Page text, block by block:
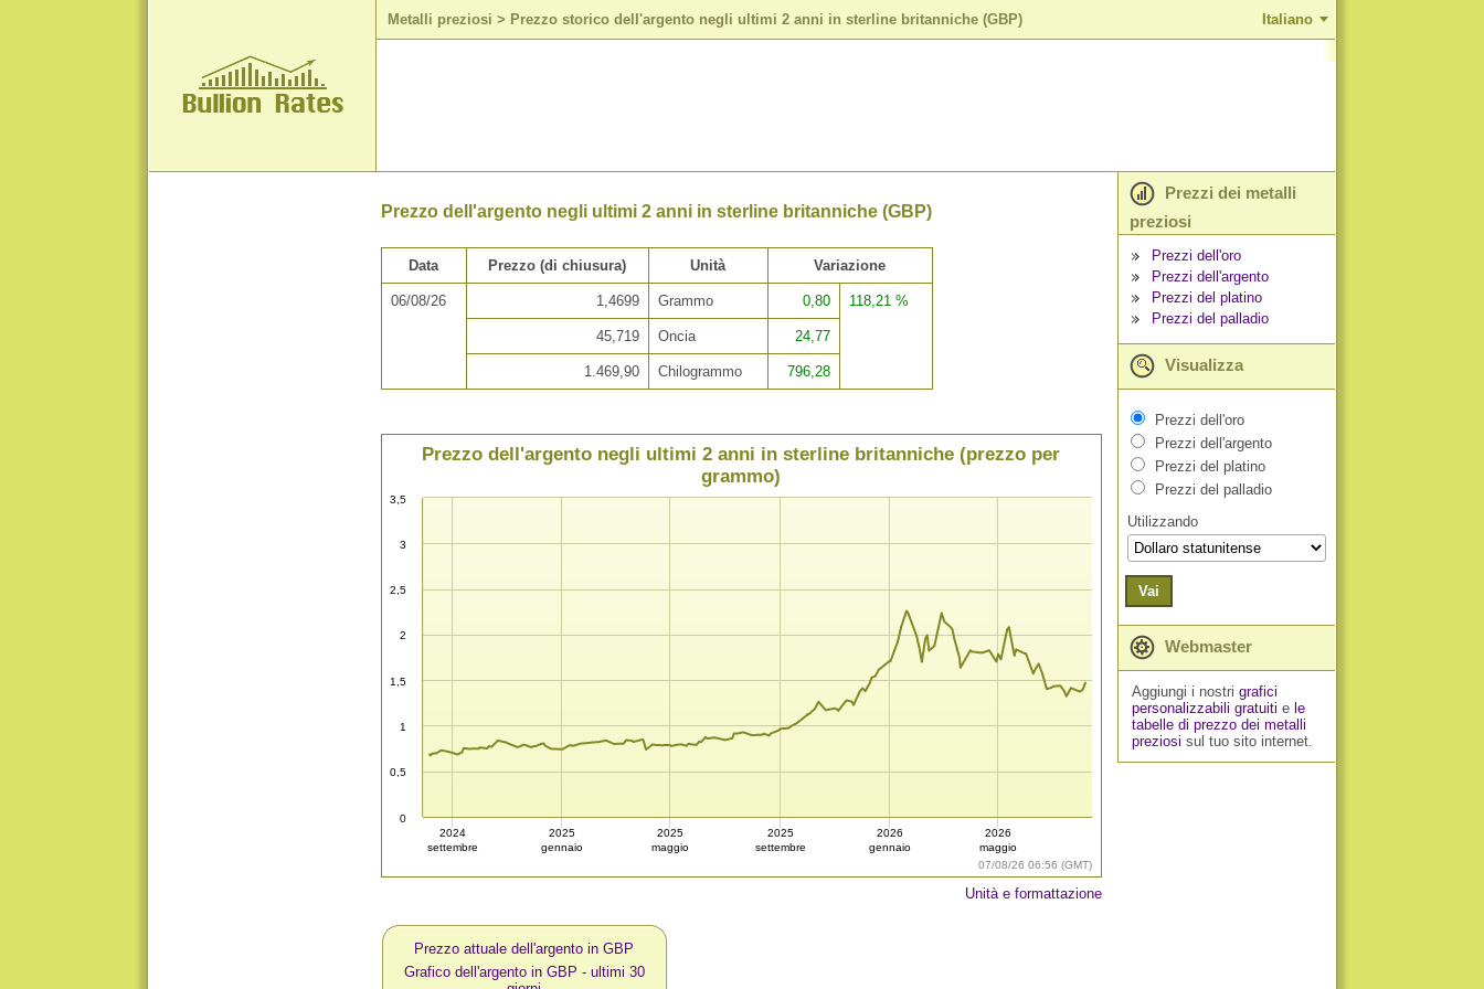
Metalli preziosi > Prezzo storico dell'argento negli ultimi 2 anni in sterline britanniche (GBP) Italiano
Prezzo dell'argento negli ultimi 2 anni in sterline britanniche (GBP)
Data Prezzo (di chiusura) Unità Variazione
06/08/26 1,4699 Grammo 0,80 118,21 %
45,719 Oncia 24,77
1.469,90 Chilogrammo 796,28
07/08/26 06:56 (GMT)
Prezzo dell'argento negli ultimi 2 anni in sterline britanniche (prezzo per
grammo)
0
0,5
1
1,5
2
2,5
3
3,5
2024
settembre
2025
gennaio
2025
maggio
2025
settembre
2026
gennaio
2026
maggio
Unità e formattazione
Prezzo attuale dell'argento in GBP
Grafico dell'argento in GBP - ultimi 30
Prezzi dei metalli
preziosi
Prezzi dell'oro
Prezzi dell'argento
Prezzi del platino
Prezzi del palladio
Visualizza
Prezzi dell'oro
Prezzi dell'argento
Prezzi del platino
Prezzi del palladio
Utilizzando
Vai
Webmaster
Aggiungi i nostri grafici
personalizzabili gratuiti e le
tabelle di prezzo dei metalli
preziosi sul tuo sito internet.